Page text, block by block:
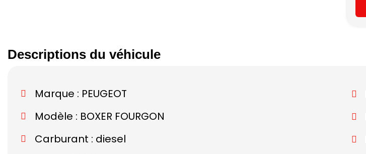
Descriptions du véhicule
Marque : PEUGEOT
Modèle : BOXER FOURGON
Carburant : diesel